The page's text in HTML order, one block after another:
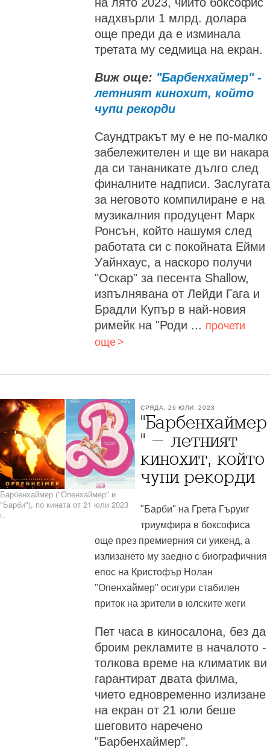
надхвърли 1 млрд. долара
още преди да е изминала
третата му седмица на екран.
Виж още: "Барбенхаймер" -
летният кинохит, който
чупи рекорди
Саундтракът му е не по-малко
забележителен и ще ви накара
да си тананикате дълго след
финалните надписи. Заслугата
за неговото компилиране е на
музикалния продуцент Марк
Ронсън, който нашумя след
работата си с покойната Ейми
Уайнхаус, а наскоро получи
"Оскар" за песента Shallow,
изпълнявана от Лейди Гага и
Брадли Купър в най-новия
римейк на "Роди ... прочети
още
СРЯДА, 26 ЮЛИ, 2023
"Барбенхаймер
" - летният
кинохит, който
чупи рекорди
Барбенхаймер ("Опенхаймер" и
"Барби"), по кината от 21 юли 2023
г.
"Барби" на Грета Гъруиг
триумфира в боксофиса
още през премиерния си уикенд, а
излизането му заедно с биографичния
епос на Кристофър Нолан
"Опенхаймер" осигури стабилен
приток на зрители в юлските жеги
Пет часа в киносалона, без да
броим рекламите в началото -
толкова време на климатик ви
гарантират двата филма,
чието едновременно излизане
на екран от 21 юли беше
шеговито наречено
"Барбенхаймер".